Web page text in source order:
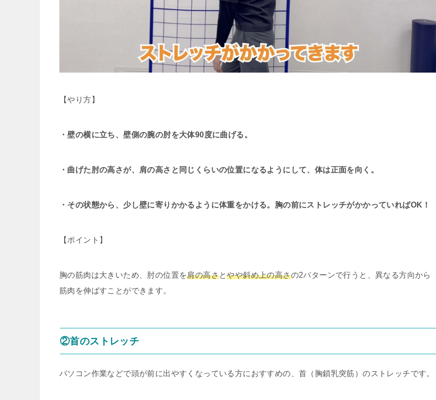
【やり方】
・壁の横に立ち、壁側の腕の肘を大体90度に曲げる。
・曲げた肘の高さが、肩の高さと同じくらいの位置になるようにして、体は正面を向く。
・その状態から、少し壁に寄りかかるように体重をかける。胸の前にストレッチがかかっていればOK！
【ポイント】
胸の筋肉は大きいため、肘の位置を肩の高さとやや斜め上の高さの2パターンで行うと、異なる方向から
筋肉を伸ばすことができます。
②首のストレッチ
パソコン作業などで頭が前に出やすくなっている方におすすめの、首（胸鎖乳突筋）のストレッチです。